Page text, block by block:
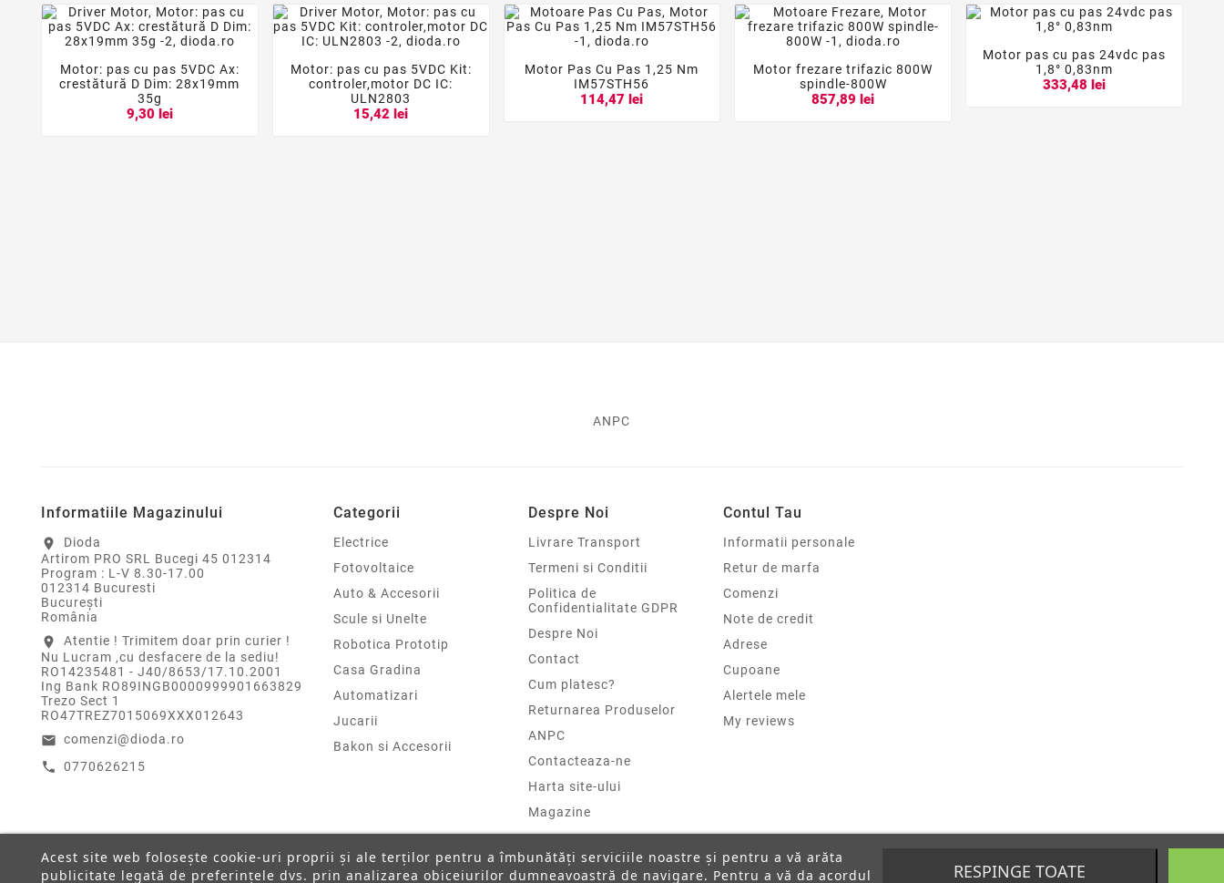
  
Motor: pas cu pas 5VDC Ax:
crestătură D Dim: 28x19mm
35g
9,30 lei
  
Motor: pas cu pas 5VDC Kit:
controler,motor DC IC:
ULN2803
15,42 lei
  
Motor Pas Cu Pas 1,25 Nm
IM57STH56
114,47 lei
  
Motor frezare trifazic 800W
spindle-800W
857,89 lei
  
Motor pas cu pas 24vdc pas
1,8° 0,83nm
333,48 lei
ANPC
Informatiile Magazinului
location_on
Dioda
Artirom PRO SRL Bucegi 45 012314
Program : L-V 8.30-17.00
012314 Bucuresti
Bucureşti
România
location_on
Atentie ! Trimitem doar prin curier !
Nu Lucram ,cu desfacere de la sediu!
RO14235481 - J40/8653/17.10.2001
Ing Bank RO89INGB0000999901663829
Trezo Sect 1
RO47TREZ7015069XXX012643
email comenzi@dioda.ro
call 0770626215
Categorii
Electrice
Fotovoltaice
Auto & Accesorii
Scule si Unelte
Robotica Prototip
Casa Gradina
Automatizari
Jucarii
Bakon si Accesorii
Despre Noi
Livrare Transport
Termeni si Conditii
Politica de
Confidentialitate GDPR
Despre Noi
Contact
Cum platesc?
Returnarea Produselor
ANPC
Contacteaza-ne
Harta site-ului
Magazine
Contul Tau
Informatii personale
Retur de marfa
Comenzi
Note de credit
Adrese
Cupoane
Alertele mele
My reviews
Acest site web folosește cookie-uri proprii și ale terților pentru a îmbunătăți serviciile noastre și pentru a vă arăta
publicitate legată de preferințele dvs. prin analizarea obiceiurilor dumneavoastră de navigare. Pentru a vă da acordul
RESPINGE TOATE